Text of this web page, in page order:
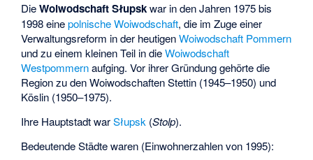
DieWoiwodschaft Słupskwar in den Jahren 1975 bis
1998 einepolnische Woiwodschaft, die im Zuge einer
Verwaltungsreform in der heutigenWoiwodschaft Pommern
und zu einem kleinen Teil in dieWoiwodschaft
Westpommernaufging. Vor ihrer Gründung gehörte die
Region zu denWoiwodschaften Stettin (1945–1950) und
Köslin (1950–1975).
Ihre Hauptstadt warSłupsk (Stolp).
Bedeutende Städte waren (Einwohnerzahlen von 1995):